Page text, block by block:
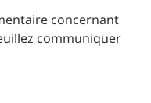
concernant
communiquer